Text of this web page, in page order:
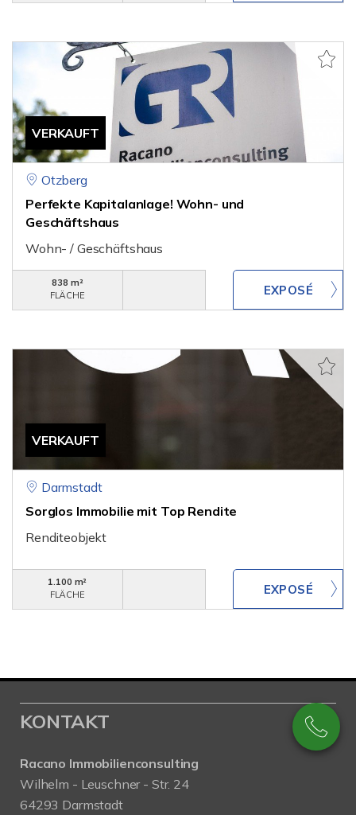
VERKAUFT
Otzberg
Perfekte Kapitalanlage! Wohn- und
Geschäftshaus
Wohn- / Geschäftshaus
838 m²
FLÄCHE
VERKAUFT
Darmstadt
Sorglos Immobilie mit Top Rendite
Renditeobjekt
1.100 m²
FLÄCHE
KONTAKT
Racano Immobilienconsulting
Wilhelm - Leuschner - Str. 24
64293 Darmstadt